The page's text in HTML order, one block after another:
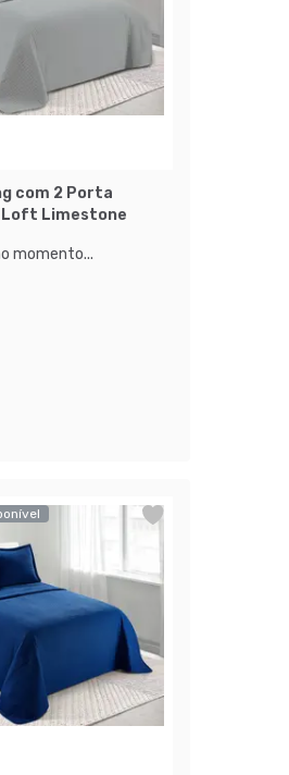
com 2 Porta
Loft Limestone
momento...